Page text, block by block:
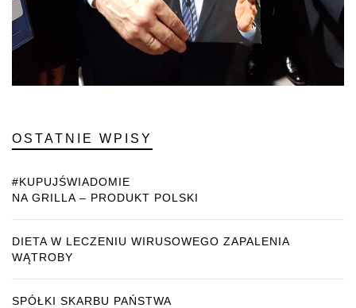
OSTATNIE WPISY
#KUPUJŚWIADOMIE
NA GRILLA – PRODUKT POLSKI
DIETA W LECZENIU WIRUSOWEGO ZAPALENIA
WĄTROBY
SPÓŁKI SKARBU PAŃSTWA